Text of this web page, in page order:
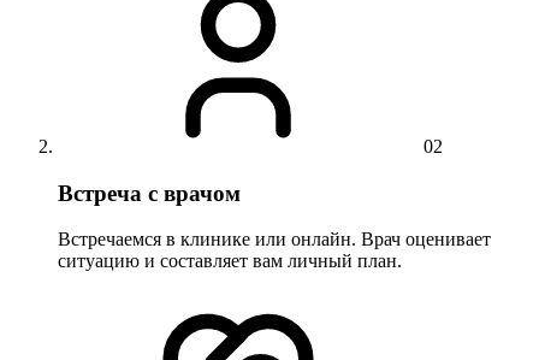
02
Встреча с врачом
Встречаемся в клинике или онлайн. Врач оценивает
ситуацию и составляет вам личный план.